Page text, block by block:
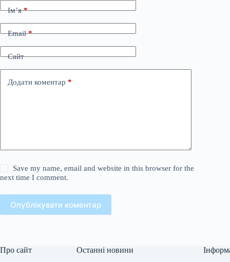
Ім’я*
Email*
Сайт
Додати коментар *
Save my name, email and website in this browser for the
next time I comment.
Опублікувати коментар
Про сайт Останні новини